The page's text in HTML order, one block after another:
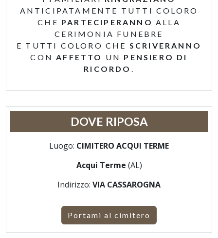
ANTICIPATAMENTE TUTTI COLORO
CHE PARTECIPERANNO ALLA
CERIMONIA FUNEBRE
E TUTTI COLORO CHE SCRIVERANNO
CON AFFETTO UN PENSIERO DI
RICORDO
DOVE RIPOSA
Luogo: CIMITERO ACQUI TERME
Acqui Terme (AL)
Indirizzo: VIA CASSAROGNA
Portami al cimitero